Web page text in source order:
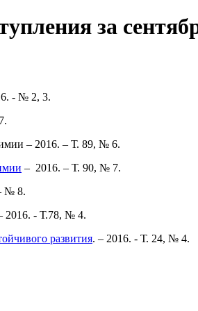
за
- № 2, 3.
– 2016. – Т. 89, № 6.
– 2016. – Т. 90, № 7.
№ 8.
2016. - Т.78, № 4.
развития. – 2016. - Т. 24, № 4.